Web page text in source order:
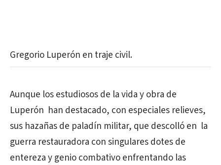
Gregorio Luperón en traje civil.
Aunque los estudiosos de la vida y obra de
Luperón han destacado, con especiales relieves,
sus hazañas de paladín militar, que descolló en la
guerra restauradora con singulares dotes de
entereza y genio combativo enfrentando las